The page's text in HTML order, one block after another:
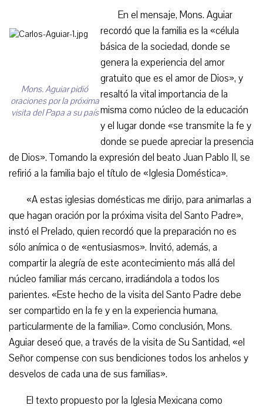
Mons. Aguiar pidió
oraciones por la próxima
visita del Papa a su país
En el mensaje, Mons. Aguiar
recordó que la familia es la «célula
básica de la sociedad, donde se
genera la experiencia del amor
gratuito que es el amor de Dios», y
resaltó la vital importancia de la
misma como núcleo de la educación
y el lugar donde «se transmite la fe y
donde se puede apreciar la presencia
de Dios». Tomando la expresión del beato Juan Pablo II, se
refirió a la familia bajo el título de «Iglesia Doméstica».
«A estas iglesias domésticas me dirijo, para animarlas a
que hagan oración por la próxima visita del Santo Padre»,
instó el Prelado, quien recordó que la preparación no es
sólo anímica o de «entusiasmos». Invitó, además, a
compartir la alegría de este acontecimiento más allá del
núcleo familiar más cercano, irradiándola a todos los
parientes. «Este hecho de la visita del Santo Padre debe
ser compartido en la fe y en la experiencia humana,
particularmente de la familia». Como conclusión, Mons.
Aguiar deseó que, a través de la visita de Su Santidad, «el
Señor compense con sus bendiciones todos los anhelos y
desvelos de cada una de sus familias».
El texto propuesto por la Iglesia Mexicana como